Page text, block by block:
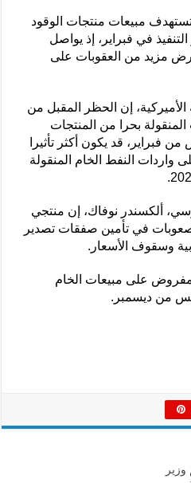
مبيعات منتجات الوقود
في فبراير، إذ يواصل
فرض مزيد من العقوبات على
إن الحظر المقبل من
المنقولة بحرا من المنتجات
فبراير، قد يكون أكثر تأثيرا
واردات النفط الخام المنقولة
ألكسندر نوفاك، إن منتجي
في تأمين صفقات تصدير
وسقوف الأسعار.
على مبيعات الخام
من ديسمبر.